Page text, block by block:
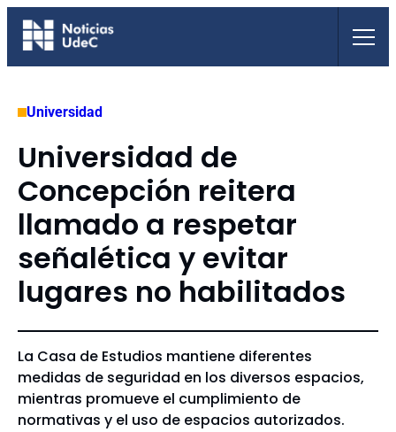
Saltar
Universidad
Universidad de
Concepción reitera
llamado a respetar
señalética y evitar
lugares no habilitados
La Casa de Estudios mantiene diferentes
medidas de seguridad en los diversos espacios,
mientras promueve el cumplimiento de
normativas y el uso de espacios autorizados.